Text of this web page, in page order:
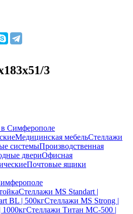
3
в Симферополе
Медицинская мебельСтеллажи
системыПроизводственная
двериОфисная
Почтовые ящики
Стеллажи MS Standart |
BL | 500кгСтеллажи MS Strong |
Стеллажи Титан МС-500 |